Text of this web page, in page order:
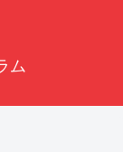
ム